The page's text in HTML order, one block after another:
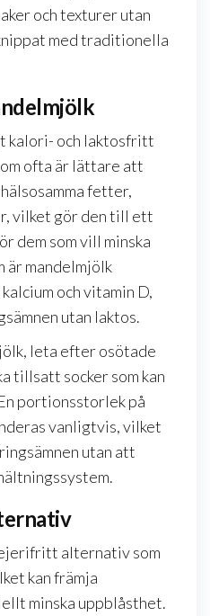
och texturer utan
med traditionella
kalori- och laktosfritt
ofta är lättare att
fetter,
vilket gör den till ett
dem som vill minska
är mandelmjölk
och vitamin D,
utan laktos.
leta efter osötade
tillsatt socker som kan
portionsstorlek på
vanligtvis, vilket
utan att
alternativ som
kan främja
minska uppblåsthet.